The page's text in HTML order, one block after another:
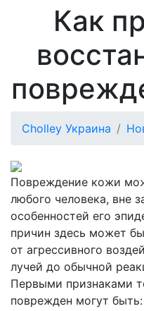
Как
Cholley Украина
Повреждение кожи
любого человека, вне
особенностей его
причин здесь может
от агрессивного
лучей до обычной
Первыми признаками
поврежден могут быть: